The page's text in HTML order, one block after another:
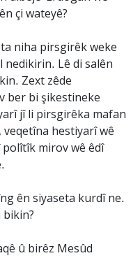
çi wateyê?
niha pirsgirêk weke
nedikirin. Lê di salên
Zext zêde
ber bi şikestineke
jî li pirsgirêka mafan
veqetîna hestiyarî wê
polîtîk mirov wê êdî
ên siyaseta kurdî ne.
bikin?
û birêz Mesûd